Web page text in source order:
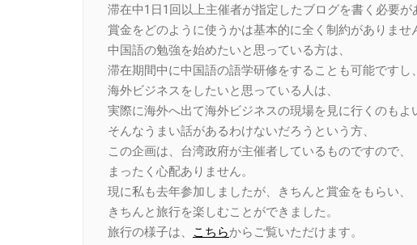
滞在中1日1回以上主催者が指定したブログを書く必要が
賞金をどのように使うかは基本的に全く制約がありませ
中国語の勉強を始めたいと思っている方は、
滞在期間中に中国語の語学研修をすることも可能ですし、
海外ビジネスをしたいと思っている人は、
実際に海外へ出て海外ビジネスの現場を見に行くのもよ
そんなうまい話があるわけないだろうという方、
この企画は、台湾政府が主催者しているものですので、
まったく心配ありません。
現に私も去年参加しましたが、きちんと賞金をもらい、
きちんと旅行を楽しむことができました。
旅行の様子は、
こちらからご覧いただけます。